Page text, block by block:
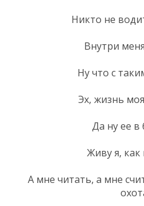
Никто не
Внутри
Ну что с
Эх, жизнь
Да ну ее в
Живу я, как
А мне читать, а мне